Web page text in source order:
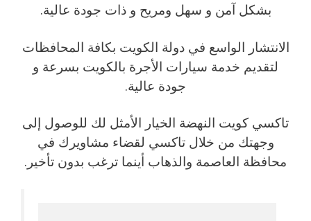
بشكل آمن و سهل ومريح و ذات جودة عالية.
الانتشار الواسع في دولة الكويت بكافة المحافظات
لتقديم خدمة سيارات الأجرة بالكويت بسرعة و
جودة عالية.
تاكسي كويت النهضة الخيار الأمثل لك للوصول إلى
وجهتك من خلال تاكسي لقضاء مشاويرك في
محافظة العاصمة والذهاب أينما ترغب بدون تأخير.